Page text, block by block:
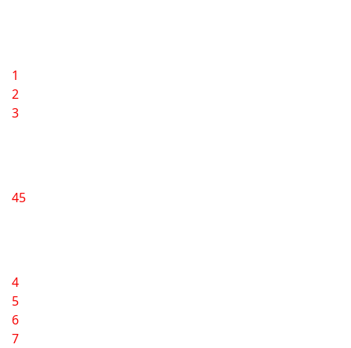
1
2
3
45
4
5
6
7